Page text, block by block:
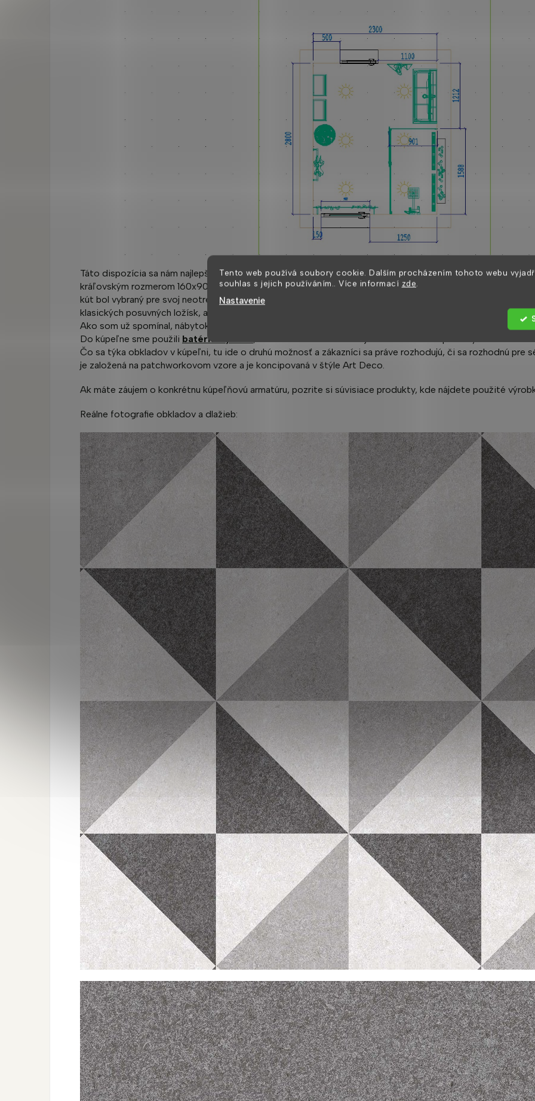
Tento web používá soubory cookie. Dalším procházením tohoto webu
souhlas s jejich používáním.. Více informací zde.
Nastavenie
Táto dispozícia sa nám najlepšie osvedčila vďaka umiestneniu terasových dverí, takže nikde nie sú
kráľovským rozmerom 160x90 budú do steny zabudované integrované poličky s osvetlením, ktoré budú
kút bol vybraný pre svoj neotrelý dizajn, ale aj pre svoju praktickosť a perspektívnu dlhoročnú
klasických posuvných ložísk, ale hnacou silou skla sú veľké, úplne bezproblémové roletky, zavesené na
Ako som už spomínal, nábytok bol vopred určený a ide o krásnu sériu
, ktorá dokonale ladí s
Do kúpeľne sme použili batérie Hyacint
Čo sa týka obkladov v kúpeľni, tu ide o druhú možnosť a zákazníci sa práve rozhodujú, či sa rozhodnú pre
je založená na patchworkovom vzore a je koncipovaná v štýle Art Deco.
Ak máte záujem o konkrétnu kúpeľňovú armatúru, pozrite si súvisiace produkty, kde nájdete použité
Reálne fotografie obkladov a dlažieb: